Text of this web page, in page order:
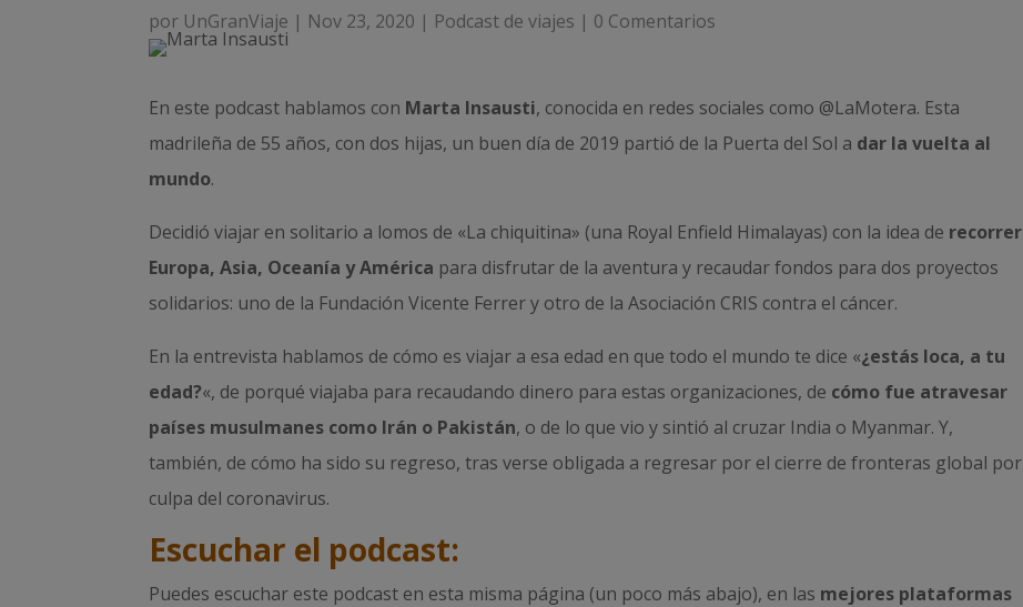
por UnGranViaje | Nov 23, 2020 | Podcast de viajes | 0 Comentarios
En este podcast hablamos con Marta Insausti, conocida en redes sociales como @LaMotera. Esta
madrileña de 55 años, con dos hijas, un buen día de 2019 partió de la Puerta del Sol a dar la vuelta al
mundo.
Decidió viajar en solitario a lomos de «La chiquitina» (una Royal Enfield Himalayas) con la idea de recorrer
Europa, Asia, Oceanía y América para disfrutar de la aventura y recaudar fondos para dos proyectos
solidarios: uno de la Fundación Vicente Ferrer y otro de la Asociación CRIS contra el cáncer.
En la entrevista hablamos de cómo es viajar a esa edad en que todo el mundo te dice «¿estás loca, a tu
edad?«, de porqué viajaba para recaudando dinero para estas organizaciones, de cómo fue atravesar
países musulmanes como Irán o Pakistán, o de lo que vio y sintió al cruzar India o Myanmar. Y,
también, de cómo ha sido su regreso, tras verse obligada a regresar por el cierre de fronteras global por
culpa del coronavirus.
Escuchar el podcast:
Puedes escuchar este podcast en esta misma página (un poco más abajo), en las mejores plataformas